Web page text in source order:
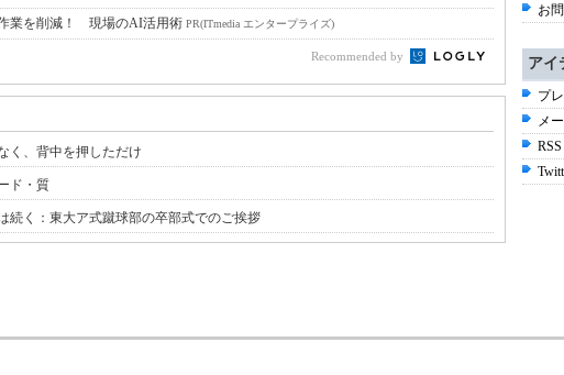
業を削減！ 現場のAI活用術 PR(ITmedia エンタープライズ)
Recommended by
く、背中を押しただけ
ド・質
続く：東大ア式蹴球部の卒部式でのご挨拶
お
アイ
プ
メ
RSS